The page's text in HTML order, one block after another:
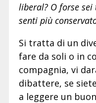
liberal? O forse
senti più
Si tratta di un
fare da soli o in
compagnia, vi
dibattere, se
a leggere un